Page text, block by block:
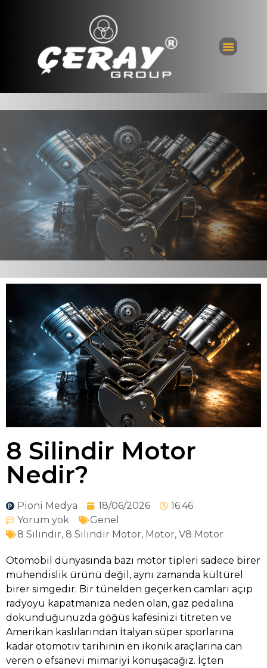
8 Silindir Motor
Nedir?
Pioni Medya 18/06/2026
16:46
Yorum yok
Genel
8 Silindir, 8 Silindir Motor, Motor, V8 Motor
Otomobil dünyasında bazı motor tipleri sadece birer
mühendislik ürünü değil, aynı zamanda kültürel
birer simgedir. Bir tünelden geçerken camları açıp
radyoyu kapatmanıza neden olan, gaz pedalına
dokunduğunuzda göğüs kafesinizi titreten ve
Amerikan kaslılarından İtalyan süper sporlarına
kadar otomotiv tarihinin en ikonik araçlarına can
veren o efsanevi mimariyi konuşacağız. İçten